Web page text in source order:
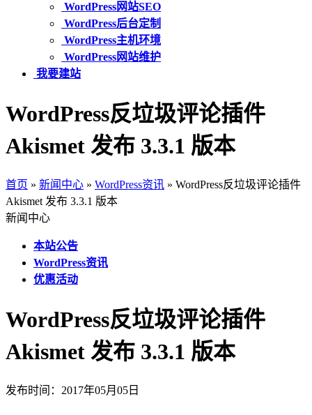
WordPress网站SEO
WordPress后台定制
WordPress主机环境
WordPress网站维护
我要建站
WordPress反垃圾评论插件
Akismet 发布 3.3.1 版本
首页 » 新闻中心 » WordPress资讯 » WordPress反垃圾评论插件
Akismet 发布 3.3.1 版本
新闻中心
本站公告
WordPress资讯
优惠活动
WordPress反垃圾评论插件
Akismet 发布 3.3.1 版本
发布时间：2017年05月05日